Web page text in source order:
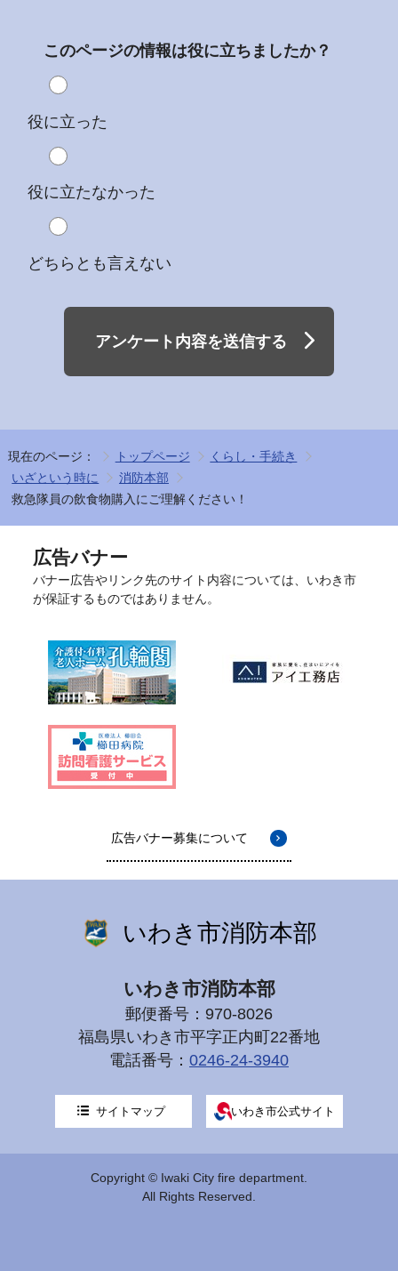
このページの情報は役に立ちましたか？
役に立った
役に立たなかった
どちらとも言えない
アンケート内容を送信する
現在のページ： トップページ
くらし・手続き
いざという時に
消防本部
救急隊員の飲食物購入にご理解ください！
広告バナー
バナー広告やリンク先のサイト内容については、いわき市
が保証するものではありません。
広告バナー募集について
いわき市消防本部
いわき市消防本部
郵便番号：970-8026
福島県いわき市平字正内町22番地
電話番号： 0246-24-3940
サイトマップ いわき市公式サイト
Copyright © Iwaki City fire department.
All Rights Reserved.